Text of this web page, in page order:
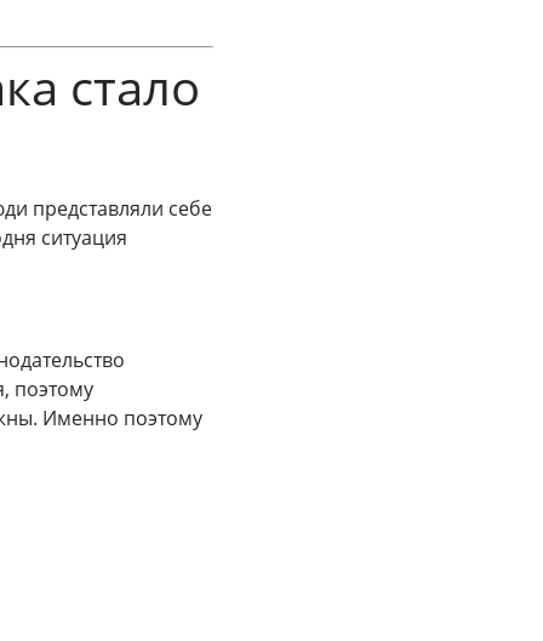
стало
представляли себе
ситуация
поэтому
Именно поэтому